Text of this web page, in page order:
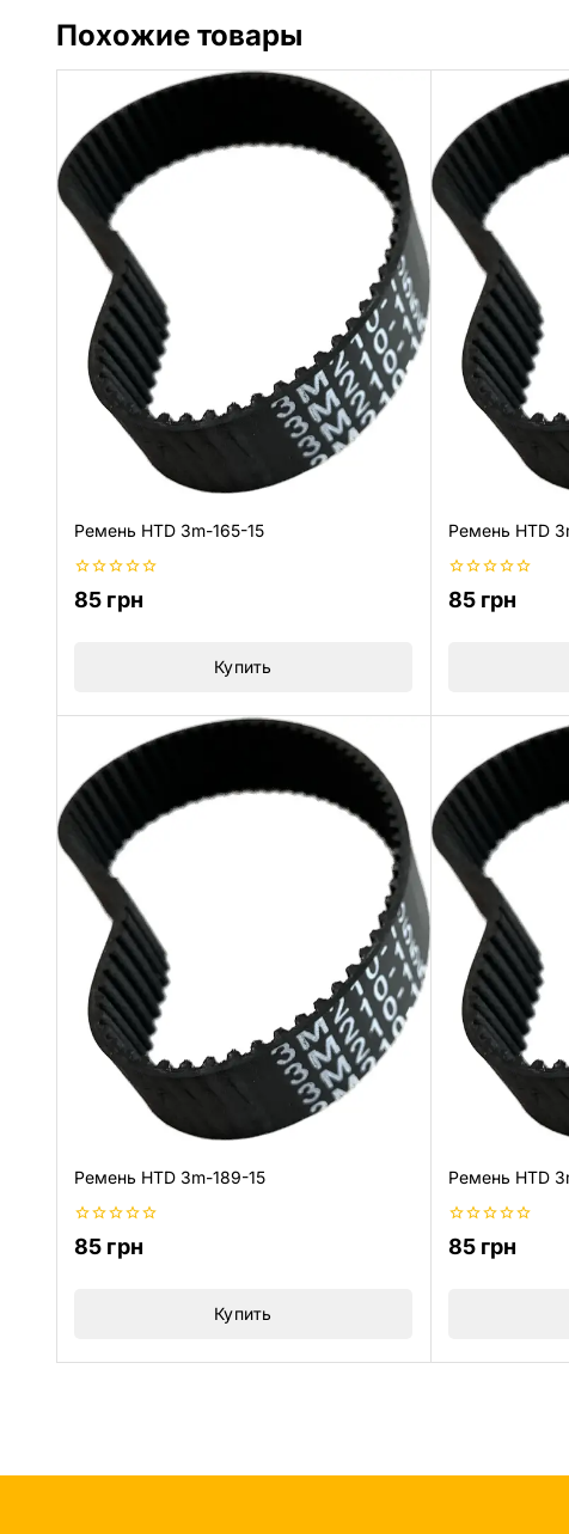
Похожие товары
Ремень HTD 3m-165-15
0
из
85 грн
Купить
Ремень HTD
0
из
85 грн
Ремень HTD 3m-189-15
0
из
85 грн
Купить
Ремень HTD
0
из
85 грн